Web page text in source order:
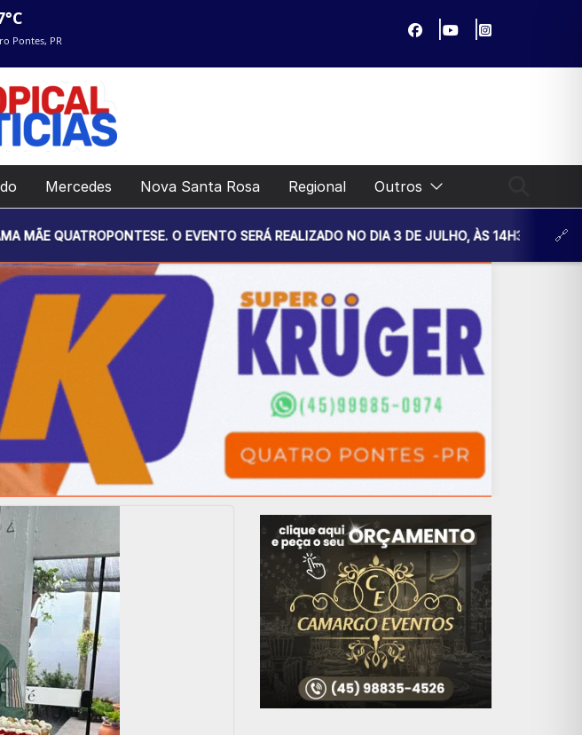
Pontes, PR
Mercedes Nova Santa Rosa Regional Outros
O EVENTO SERÁ REALIZADO NO DIA 3 DE JULHO, ÀS 14H30, NA UNIDADE BÁSICA